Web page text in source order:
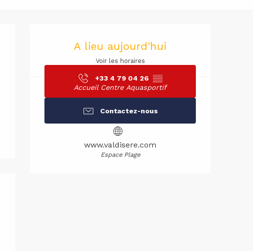
Ouverture
A lieu aujourd'hui
Voir les horaires
+33 4 79 04 26 ▒▒
Accueil Centre Aquasportif
Contactez-nous
www.valdisere.com
Espace Plage